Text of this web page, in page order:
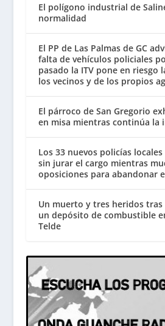
El polígono industrial de
normalidad
El PP de Las Palmas de GC
falta de vehículos policiales
pasado la ITV pone en riesgo
los vecinos y de los propios
El párroco de San Gregorio
en misa mientras continúa la
Los 33 nuevos policías
sin jurar el cargo mientras
oposiciones para abandonar
Un muerto y tres heridos
un depósito de combustible
Telde